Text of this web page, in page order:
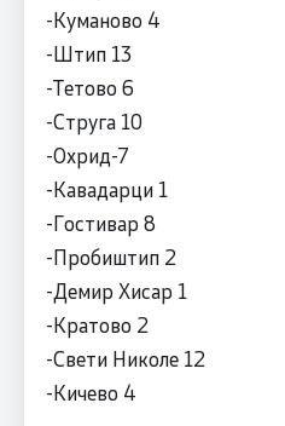
-Куманово 4
-Штип 13
-Тетово 6
-Струга 10
-Охрид-7
-Кавадарци 1
-Гостивар 8
-Пробиштип 2
-Демир Хисар 1
-Кратово 2
-Свети Николе 12
-Кичево 4